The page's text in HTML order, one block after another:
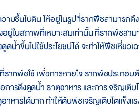
นในดิน ให้อยู่ในรูปที่รากพืชสามารถดึง
อยู่ในสภาพที่เหมาะสมเท่านั้น ที่รากพืชสา
น้ำขึ้นไปใช้ประโยชน์ได้ จะทำให้พืชเหี่ยวเ
พืชใช้ เพื่อการหายใจ รากพืชประกอบ
การดึงดูดน้ำ ธาตุอาหาร และการเจริญเติ
าหารได้มาก ทำให้ต้นพืชเจริญเติบโตแข็งแ